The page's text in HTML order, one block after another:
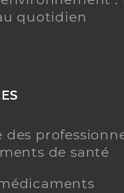
quotidien
des
de santé